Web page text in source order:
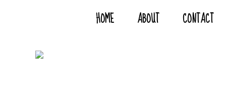
HOME ABOUT CONTACT